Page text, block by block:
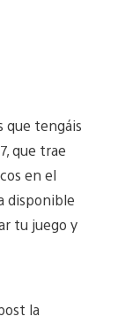
que tengáis
que trae
en el
disponible
tu juego y
la